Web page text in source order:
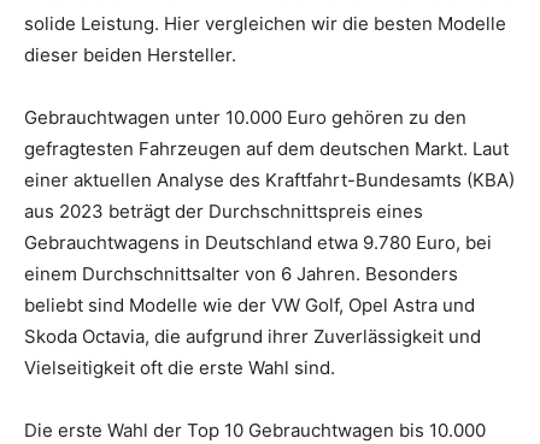
solide Leistung. Hier vergleichen wir die besten Modelle
dieser beiden Hersteller.
Gebrauchtwagen unter 10.000 Euro gehören zu den
gefragtesten Fahrzeugen auf dem deutschen Markt. Laut
einer aktuellen Analyse des Kraftfahrt-Bundesamts (KBA)
aus 2023 beträgt der Durchschnittspreis eines
Gebrauchtwagens in Deutschland etwa 9.780 Euro, bei
einem Durchschnittsalter von 6 Jahren. Besonders
beliebt sind Modelle wie der VW Golf, Opel Astra und
Skoda Octavia, die aufgrund ihrer Zuverlässigkeit und
Vielseitigkeit oft die erste Wahl sind.
Die erste Wahl der Top 10 Gebrauchtwagen bis 10.000